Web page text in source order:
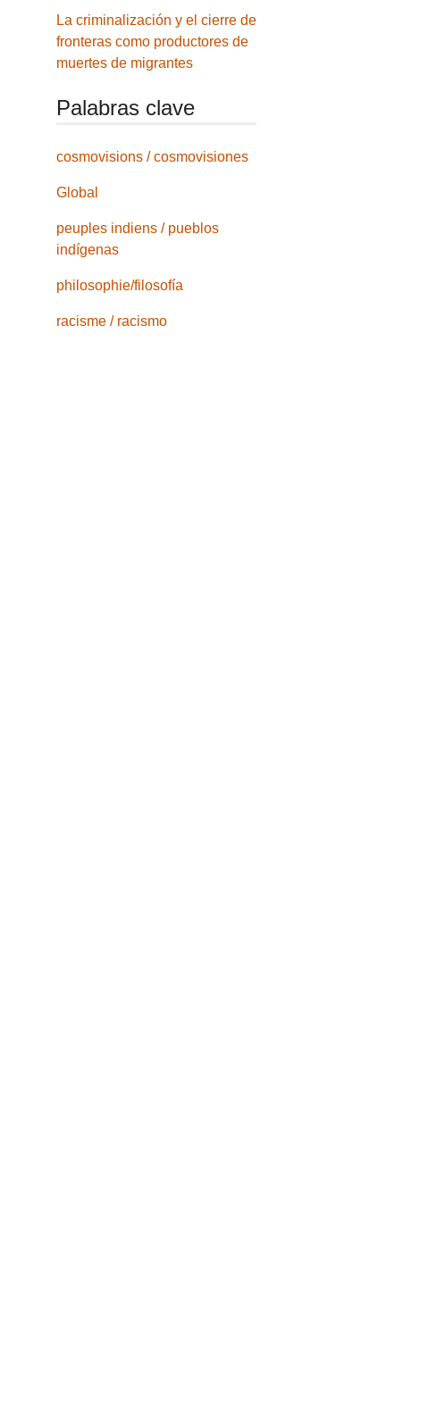
La criminalización y el cierre de
fronteras como productores de
muertes de migrantes
Palabras clave
cosmovisions / cosmovisiones
Global
peuples indiens / pueblos
indígenas
philosophie/filosofía
racisme / racismo